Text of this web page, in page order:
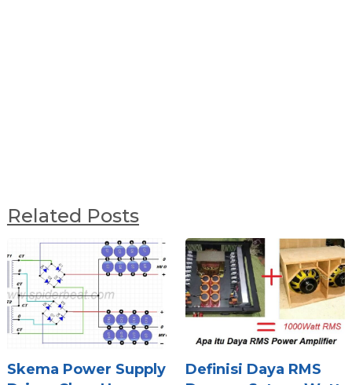
Related Posts
Skema Power Supply
Definisi Daya RMS